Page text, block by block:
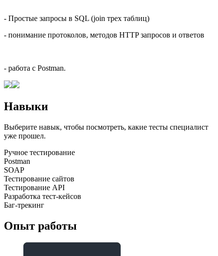
- Простые запросы в SQL (join трех таблиц)
- понимание протоколов, методов HTTP запросов и ответов
- работа с Postman.
Навыки
Выберите навык, чтобы посмотреть, какие тесты специалист
уже прошел.
Ручное тестирование
Postman
SOAP
Тестирование сайтов
Тестирование API
Разработка тест-кейсов
Баг-трекинг
Опыт работы